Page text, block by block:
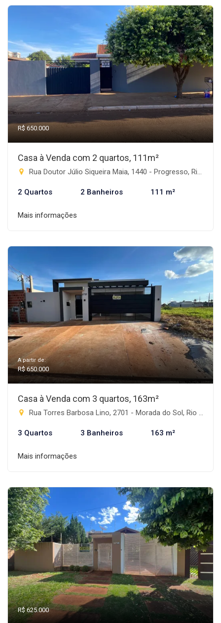
R$ 650.000
Casa à Venda com 2 quartos, 111m²
Rua Doutor Júlio Siqueira Maia, 1440 - Progresso, Rio Brilhante-MS
2 Quartos 2 Banheiros 111 m²
Mais informações
A partir de:
R$ 650.000
Casa à Venda com 3 quartos, 163m²
Rua Torres Barbosa Lino, 2701 - Morada do Sol, Rio Brilhante-MS
3 Quartos 3 Banheiros 163 m²
Mais informações
R$ 625.000